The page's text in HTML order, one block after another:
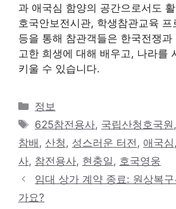
과 애국심 함양의 공간으로서도
호국안보전시관, 학생참관교육 프
등을 통해 참관객들은 한국전쟁과
고한 희생에 대해 배우고, 나라를
키울 수 있습니다.
카
테
리
정보
태
그
625참전용사, 국립산청호국원 ,
참배 , 산청, 성스러운 터전, 애국심,
사, 참전용사, 현충일 , 호국영웅
임대 상가 계약 종료: 원상복
가요?